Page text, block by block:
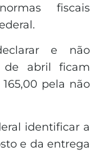
fiscais
e não
abril ficam
pela não
identificar a
e da entrega